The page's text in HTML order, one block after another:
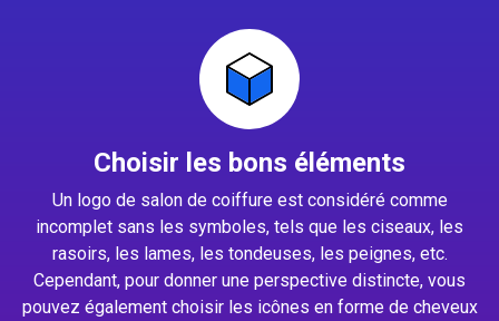
Choisir les bons éléments
Un logo de salon de coiffure est considéré comme
incomplet sans les symboles, tels que les ciseaux, les
rasoirs, les lames, les tondeuses, les peignes, etc.
Cependant, pour donner une perspective distincte, vous
pouvez également choisir les icônes en forme de cheveux